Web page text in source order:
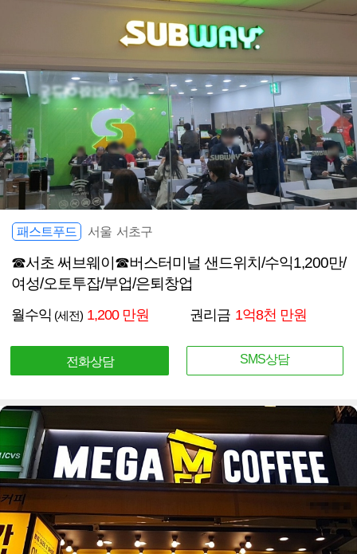
패스트푸드 서울 서초구
☎서초 써브웨이☎버스터미널 샌드위치/수익1,200만/
여성/오토투잡/부업/은퇴창업
월수익 (세전) 1,200 만원 권리금 1억8천 만원
전화상담 SMS상담